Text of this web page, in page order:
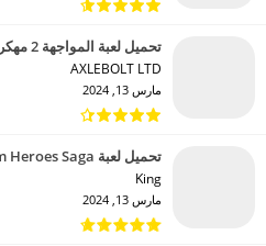
تحميل لعبة المواجهة 2 مهكرة للاندرويد 2024
AXLEBOLT LTD‏
مارس 13, 2024
تحميل لعبة Farm Heroes Saga مهكرة للاندرويد 2024
King‏
مارس 13, 2024